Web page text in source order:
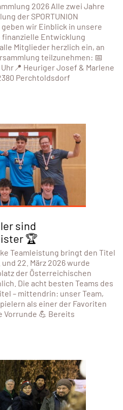
2026 Alle zwei Jahre
der SPORTUNION
wir Einblick in unsere
Entwicklung
Mitglieder herzlich ein, an
teilzunehmen: 📅
Heuriger Josef & Marlene
Perchtoldsdorf
sind
🏆
Teamleistung bringt den Titel
22. März 2026 wurde
der Österreichischen
Die acht besten Teams des
– mittendrin: unser Team,
als einer der Favoriten
Vorrunde 💪 Bereits